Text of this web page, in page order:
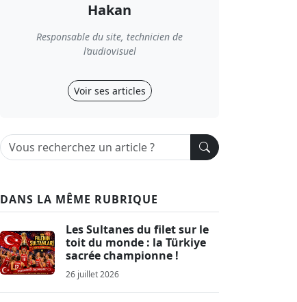
Hakan
Responsable du site, technicien de
l’audiovisuel
Voir ses articles
DANS LA MÊME RUBRIQUE
Les Sultanes du filet sur le
toit du monde : la Türkiye
sacrée championne !
26 juillet 2026